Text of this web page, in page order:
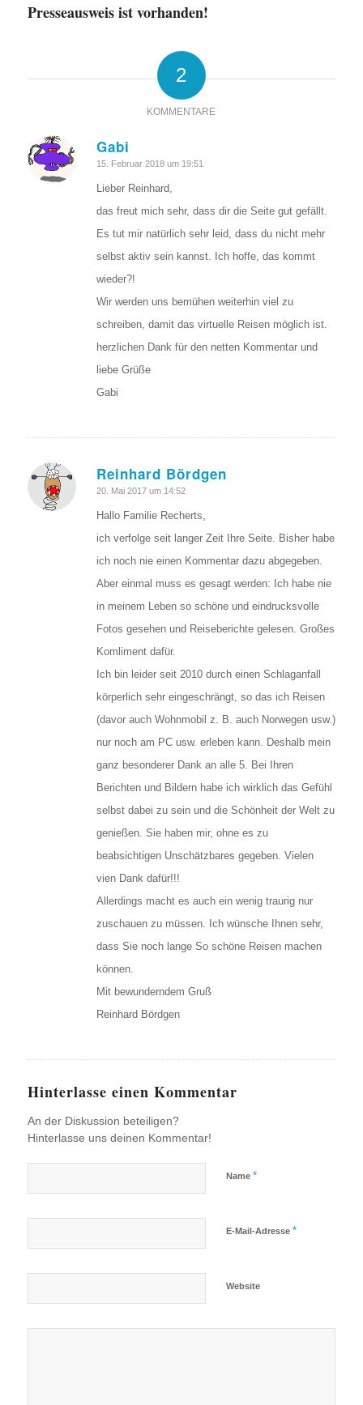
Presseausweis ist vorhanden!
2
KOMMENTARE
Gabi
sagte:
15. Februar 2018 um 19:51
Lieber Reinhard,
das freut mich sehr, dass dir die Seite gut gefällt.
Es tut mir natürlich sehr leid, dass du nicht mehr
selbst aktiv sein kannst. Ich hoffe, das kommt
wieder?!
Wir werden uns bemühen weiterhin viel zu
schreiben, damit das virtuelle Reisen möglich ist.
herzlichen Dank für den netten Kommentar und
liebe Grüße
Gabi
Reinhard Bördgen
sagte:
20. Mai 2017 um 14:52
Hallo Familie Recherts,
ich verfolge seit langer Zeit Ihre Seite. Bisher habe
ich noch nie einen Kommentar dazu abgegeben.
Aber einmal muss es gesagt werden: Ich habe nie
in meinem Leben so schöne und eindrucksvolle
Fotos gesehen und Reiseberichte gelesen. Großes
Komliment dafür.
Ich bin leider seit 2010 durch einen Schlaganfall
körperlich sehr eingeschrängt, so das ich Reisen
(davor auch Wohnmobil z. B. auch Norwegen usw.)
nur noch am PC usw. erleben kann. Deshalb mein
ganz besonderer Dank an alle 5. Bei Ihren
Berichten und Bildern habe ich wirklich das Gefühl
selbst dabei zu sein und die Schönheit der Welt zu
genießen. Sie haben mir, ohne es zu
beabsichtigen Unschätzbares gegeben. Vielen
vien Dank dafür!!!
Allerdings macht es auch ein wenig traurig nur
zuschauen zu müssen. Ich wünsche Ihnen sehr,
dass Sie noch lange So schöne Reisen machen
können.
Mit bewunderndem Gruß
Reinhard Bördgen
Hinterlasse einen Kommentar
An der Diskussion beteiligen?
Hinterlasse uns deinen Kommentar!
Name *
E-Mail-Adresse *
Website